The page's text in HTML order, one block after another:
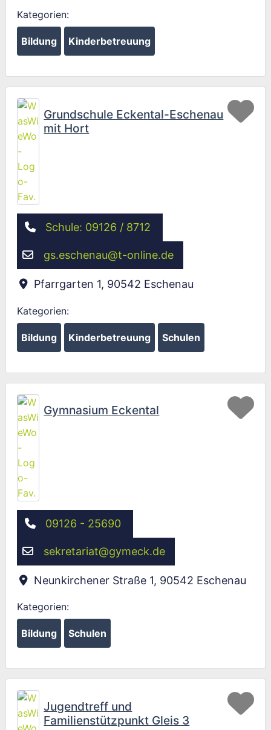
Kategorien:
Bildung Kinderbetreuung
Grundschule Eckental-Eschenau
mit Hort
Schule: 09126 / 8712
gs.eschenau@t-online.de
Pfarrgarten 1, 90542 Eschenau
Kategorien:
Bildung Kinderbetreuung Schulen
Gymnasium Eckental
09126 - 25690
sekretariat@gymeck.de
Neunkirchener Straße 1, 90542 Eschenau
Kategorien:
Bildung Schulen
Jugendtreff und
Familienstützpunkt Gleis 3